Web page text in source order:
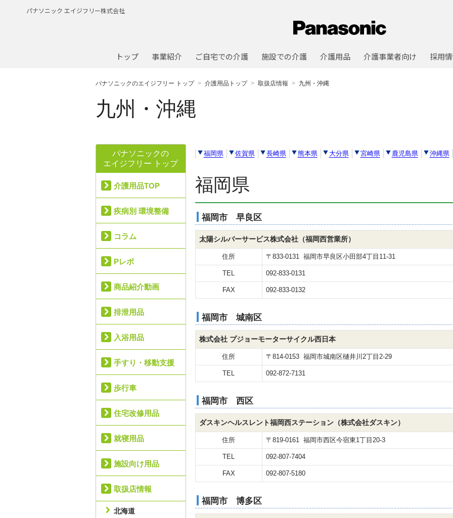
パナソニック エイジフリー株式会社
トップ 事業紹介 ご自宅での介護 施設での介護 介護用品 介護事業者向け 採用
パナソニックのエイジフリー トップ 介護用品トップ 取扱店情報 九州・沖縄
九州・沖縄
福岡県 佐賀県 長崎県 熊本県 大分県 宮崎県 鹿児島県 沖縄県
福岡県
福岡市 早良区
太陽シルバーサービス株式会社（福岡西営業所）
住所 〒833-0131 福岡市早良区小田部4丁目11-31
TEL 092-833-0131
FAX 092-833-0132
福岡市 城南区
株式会社 プジョーモーターサイクル西日本
住所 〒814-0153 福岡市城南区樋井川2丁目2-29
TEL 092-872-7131
福岡市 西区
ダスキンヘルスレント福岡西ステーション（株式会社ダスキン）
住所 〒819-0161 福岡市西区今宿東1丁目20-3
TEL 092-807-7404
FAX 092-807-5180
福岡市 博多区
パナソニックの
エイジフリー トップ
介護用品TOP
疾病別 環境整備
コラム
Pレポ
商品紹介動画
排泄用品
入浴用品
手すり・移動支援
歩行車
住宅改修用品
就寝用品
施設向け用品
取扱店情報
北海道